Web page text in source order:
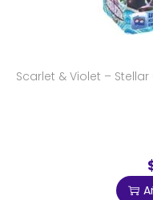
Scarlet & Violet –